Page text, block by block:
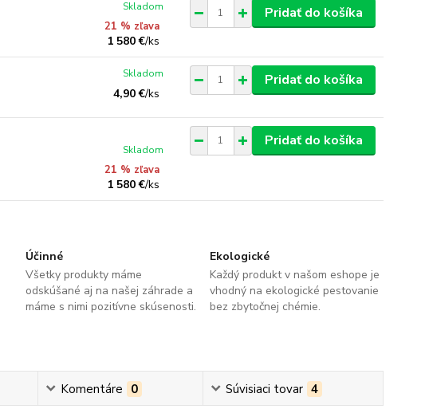
21 % zľava
1 580 €/ks
Skladom Pridať do košíka
4,90 €/ks
Skladom Pridať do košíka
21 % zľava
1 580 €/ks
Skladom
Pridať do košíka
Účinné
Všetky produkty máme
odskúšané aj na našej záhrade a
máme s nimi pozitívne skúsenosti.
Ekologické
Každý produkt v našom eshope je
vhodný na ekologické pestovanie
bez zbytočnej chémie.
Komentáre 0 Súvisiaci tovar 4